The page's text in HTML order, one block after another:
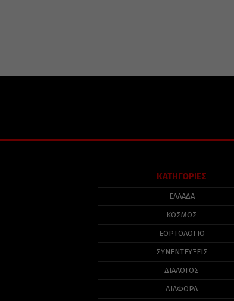
ΚΑΤΗΓΟΡΙΕΣ
ΕΛΛΑΔΑ
ΚΟΣΜΟΣ
ΕΟΡΤΟΛΟΓΙΟ
ΣΥΝΕΝΤΕΥΞΕΙΣ
ΔΙΑΛΟΓΟΣ
ΔΙΑΦΟΡΑ